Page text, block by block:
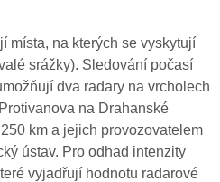
místa, na kterých se vyskytují
srážky). Sledování počasí
dva radary na vrcholech
na Drahanské
km a jejich provozovatelem
ústav. Pro odhad intenzity
vyjadřují hodnotu radarové